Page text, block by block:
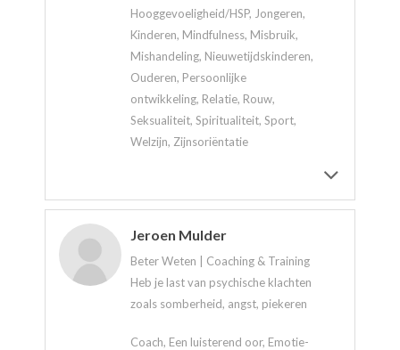
Hooggevoeligheid/HSP, Jongeren,
Kinderen, Mindfulness, Misbruik,
Mishandeling, Nieuwetijdskinderen,
Ouderen, Persoonlijke
ontwikkeling, Relatie, Rouw,
Seksualiteit, Spiritualiteit, Sport,
Welzijn, Zijnsoriëntatie
Jeroen Mulder
Beter Weten | Coaching & Training
Heb je last van psychische klachten
zoals somberheid, angst, piekeren
Coach, Een luisterend oor, Emotie-